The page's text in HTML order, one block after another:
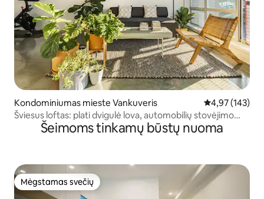
Kondominiumas mieste Vankuveris Vidutinis
4,97 (143)
Šviesus loftas: plati dvigulė lova, automobilių stovėjimo
aikštelė, galimybė dirbti nuotoliniu būdu
Šeimoms tinkamų būstų nuoma
Mėgstamas svečių
Mėgstamas svečių